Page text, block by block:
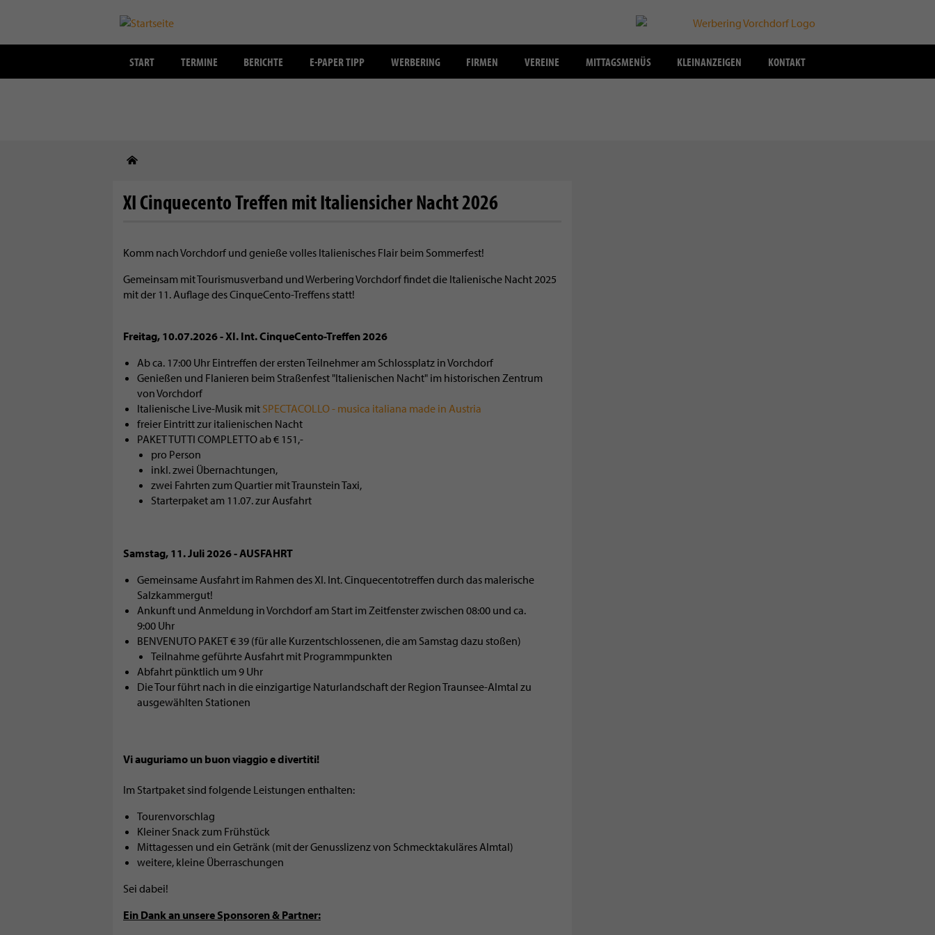
START TERMINE BERICHTE E-PAPER TIPP WERBERING FIRMEN VEREINE MITTAGSMENÜS KLEINANZEIGEN KONTAKT
XI Cinquecento Treffen mit Italiensicher Nacht 2026
Komm nach Vorchdorf und genieße volles Italienisches Flair beim Sommerfest!
Gemeinsam mit Tourismusverband und Werbering Vorchdorf findet die Italienische Nacht 2025
mit der 11. Auflage des CinqueCento-Treffens statt!
Freitag, 10.07.2026 - XI. Int. CinqueCento-Treffen 2026
Ab ca. 17:00 Uhr Eintreffen der ersten Teilnehmer am Schlossplatz in Vorchdorf
Genießen und Flanieren beim Straßenfest "Italienischen Nacht" im historischen Zentrum
von Vorchdorf
Italienische Live-Musik mit SPECTACOLLO - musica italiana made in Austria
freier Eintritt zur italienischen Nacht
PAKET TUTTI COMPLETTO ab € 151,-
pro Person
inkl. zwei Übernachtungen,
zwei Fahrten zum Quartier mit Traunstein Taxi,
Starterpaket am 11.07. zur Ausfahrt
Samstag, 11. Juli 2026 - AUSFAHRT
Gemeinsame Ausfahrt im Rahmen des XI. Int. Cinquecentotreffen durch das malerische
Salzkammergut!
Ankunft und Anmeldung in Vorchdorf am Start im Zeitfenster zwischen 08:00 und ca.
9:00 Uhr
BENVENUTO PAKET € 39 (für alle Kurzentschlossenen, die am Samstag dazu stoßen)
Teilnahme geführte Ausfahrt mit Programmpunkten
Abfahrt pünktlich um 9 Uhr
Die Tour führt nach in die einzigartige Naturlandschaft der Region Traunsee-Almtal zu
ausgewählten Stationen
Vi auguriamo un buon viaggio e divertiti!
Im Startpaket sind folgende Leistungen enthalten:
Tourenvorschlag
Kleiner Snack zum Frühstück
Mittagessen und ein Getränk (mit der Genusslizenz von Schmecktakuläres Almtal)
weitere, kleine Überraschungen
Sei dabei!
Ein Dank an unsere Sponsoren & Partner: